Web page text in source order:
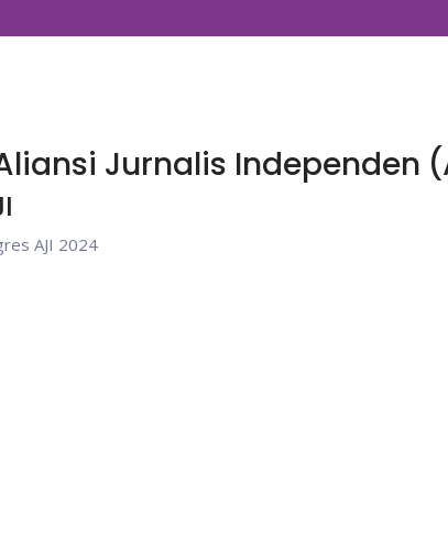
Jurnalis Independen
AJI 2024